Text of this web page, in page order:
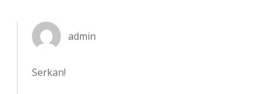
admin
Serkan!